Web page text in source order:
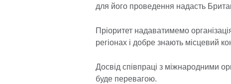
для його проведення надасть
Пріоритет надаватимемо
регіонах і добре знають місцевий
Досвід співпраці з міжнародними
буде перевагою.